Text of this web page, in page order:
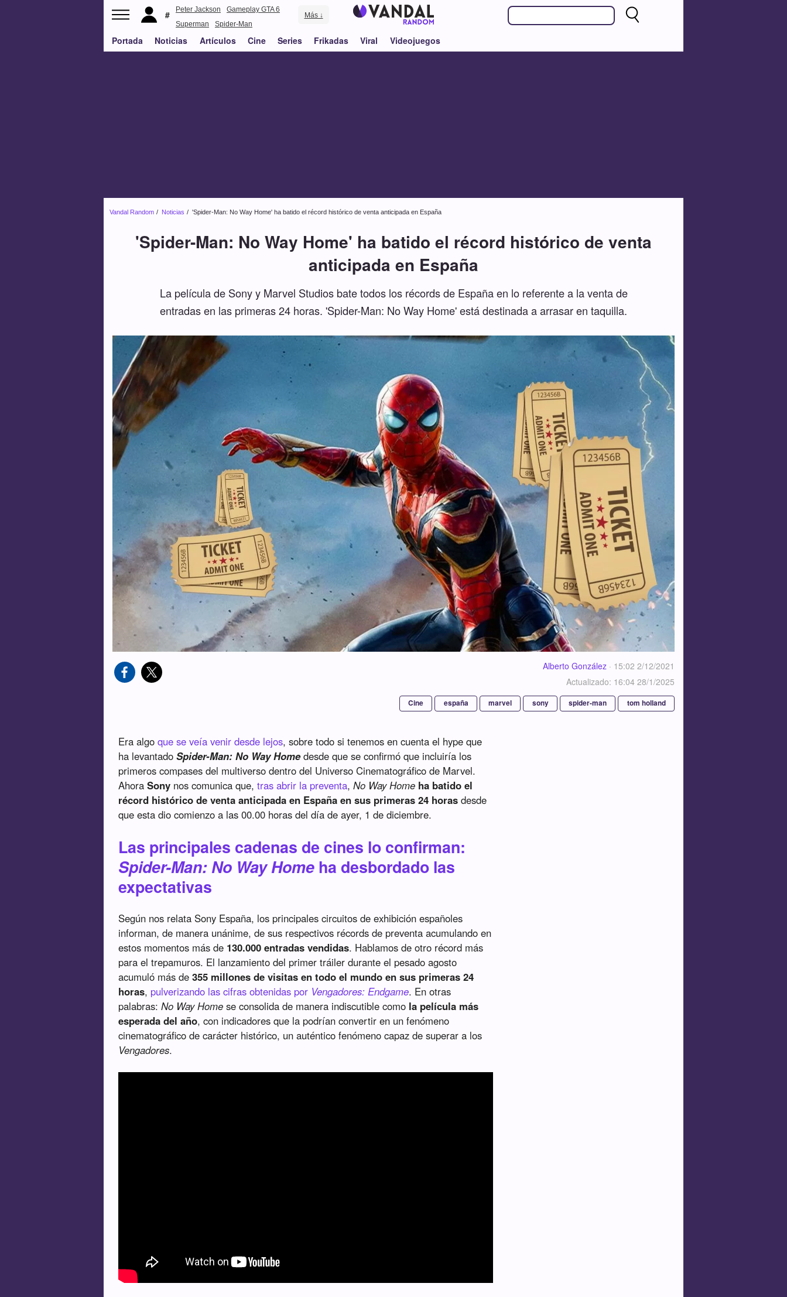
Peter Jackson
Gameplay GTA 6
Superman
Spider-Man
Más ↓
Portada Noticias Artículos Cine Series Frikadas Viral Videojuegos
Vandal Random Noticias 'Spider-Man: No Way Home' ha batido el récord histórico de venta anticipada en España
'Spider-Man: No Way Home' ha batido el récord histórico de venta
anticipada en España
La película de Sony y Marvel Studios bate todos los récords de España en lo referente a la venta de
entradas en las primeras 24 horas. 'Spider-Man: No Way Home' está destinada a arrasar en taquilla.
Alberto González · 15:02 2/12/2021
Actualizado: 16:04 28/1/2025
Cine españa marvel sony spider-man tom holland
Era algoque se veía venir desde lejos, sobre todo si tenemos en cuenta el hype que
ha levantadoSpider-Man: No Way Homedesde que se confirmó que incluiría los
primeros compases del multiverso dentro del Universo Cinematográfico de Marvel.
AhoraSony nos comunica que,tras abrir la preventa, No Way Home ha batido el
récord histórico de venta anticipada en España en sus primeras 24 horas desde
que esta dio comienzo a las 00.00 horas del día de ayer, 1 de diciembre.
Las principales cadenas de cines lo confirman:
Spider-Man: No Way Home ha desbordado las
expectativas
Según nos relata Sony España, los principales circuitos de exhibición españoles
informan, de manera unánime, de sus respectivos récords de preventa acumulando en
estos momentos más de 130.000 entradas vendidas. Hablamos de otro récord más
para el trepamuros. El lanzamiento del primer tráiler durante el pesado agosto
acumuló más de355 millones de visitas en todo el mundo en sus primeras 24
horas, pulverizando las cifras obtenidas por Vengadores: Endgame. En otras
palabras:No Way Home se consolida de manera indiscutible como la película más
esperada del año, con indicadores que la podrían convertir en un fenómeno
cinematográfico de carácter histórico, un auténtico fenómeno capaz de superar a los
Vengadores.